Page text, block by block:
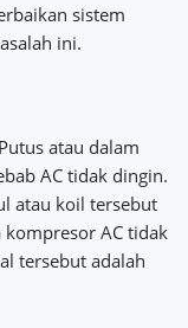
sistem
ini.
atau dalam
AC tidak dingin.
atau koil tersebut
AC tidak
tersebut adalah